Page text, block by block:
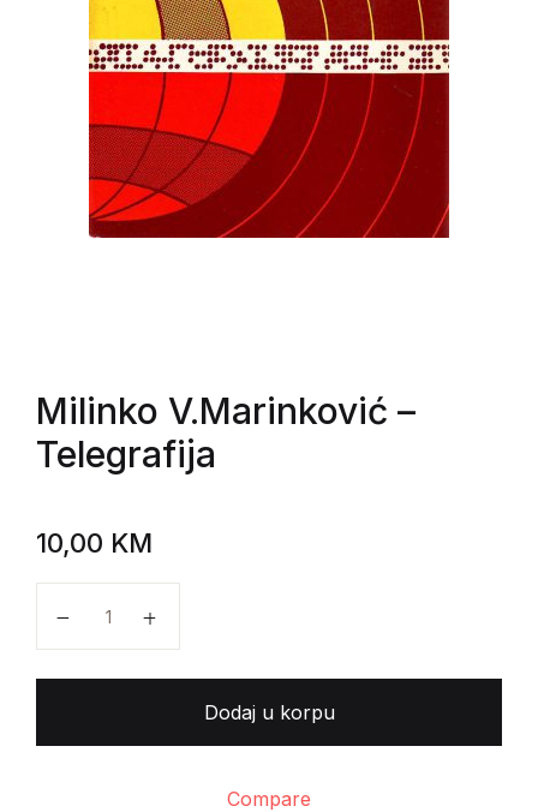
Milinko V.Marinković –
Telegrafija
10,00 KM
Dodaj u korpu
Compare